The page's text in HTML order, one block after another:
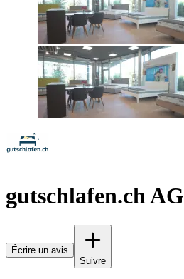
gutschlafen.ch AG
Écrire un avis
Suivre